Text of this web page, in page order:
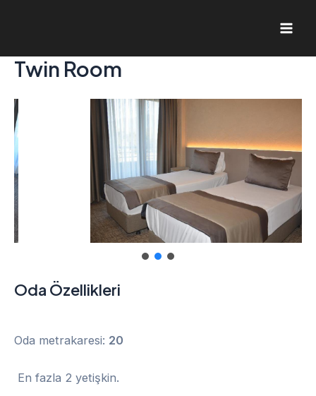
Twin Room
Oda Özellikleri
Oda metrakaresi: 20
En fazla 2 yetişkin.